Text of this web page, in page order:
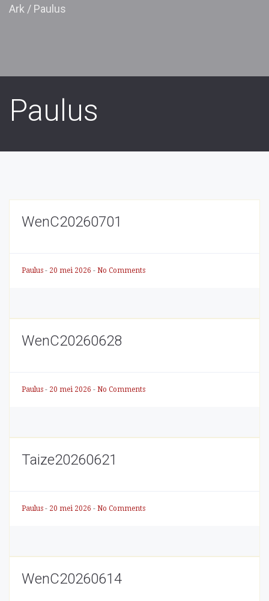
Ark / Paulus
Paulus
WenC20260701
Paulus - 20 mei 2026 - No Comments
WenC20260628
Paulus - 20 mei 2026 - No Comments
Taize20260621
Paulus - 20 mei 2026 - No Comments
WenC20260614